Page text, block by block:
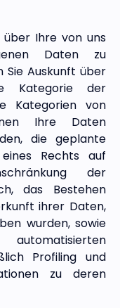
über Ihre von uns
Daten zu
Sie Auskunft über
Kategorie der
Kategorien von
Ihre Daten
die geplante
Rechts auf
der
das Bestehen
ihrer Daten,
wurden, sowie
Profiling und
zu deren